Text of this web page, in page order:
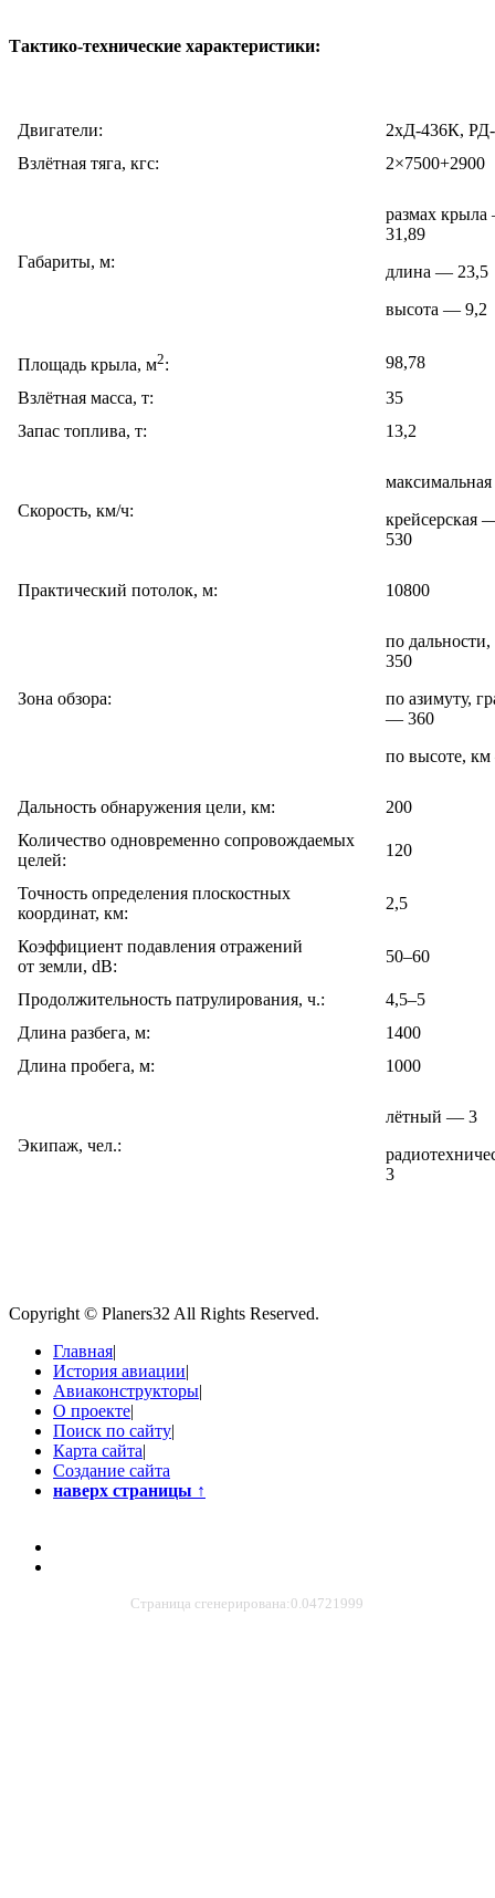
Тактико-технические характеристики:
Двигатели:
2хД-436К,
Взлётная тяга, кгс:
2×7500+2900
Габариты, м:
размах
31,89
длина — 23,5
высота — 9,2
Площадь крыла, м2:
98,78
Взлётная масса, т:
35
Запас топлива, т:
13,2
Скорость, км/ч:
крейсерская
530
Практический потолок, м: 10800
Зона обзора:
по
350
по азимуту,
— 360
по высоте,
Дальность обнаружения цели, км:
200
Количество одновременно сопровождаемых
целей:
120
Точность определения плоскостных
координат, км:
2,5
Коэффициент подавления отражений
от земли, dB:
50–60
Продолжительность патрулирования, ч.:
4,5–5
Длина разбега, м:
1400
Длина пробега, м:
1000
Экипаж, чел.:
лётный — 3
3
Copyright © Planers32 All Rights Reserved.
Главная|
История авиации|
Авиаконструкторы|
О проекте|
Поиск по сайту|
Карта сайта|
Создание сайта
наверх страницы ↑
Страница сгенерирована:0.04721999